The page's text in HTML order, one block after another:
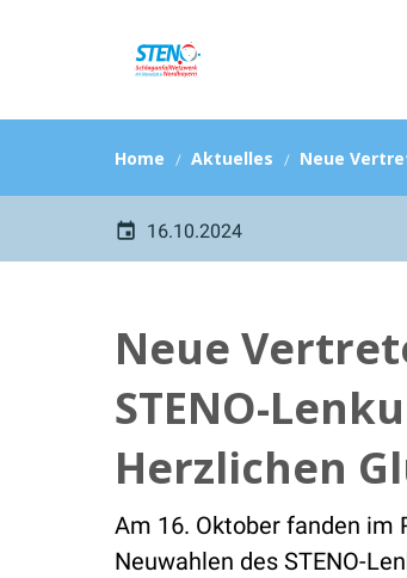
Home Aktuelles Neue
16.10.2024
Neue
STENO-
Herzlichen
Am 16. Oktober fanden im
Neuwahlen des STENO-